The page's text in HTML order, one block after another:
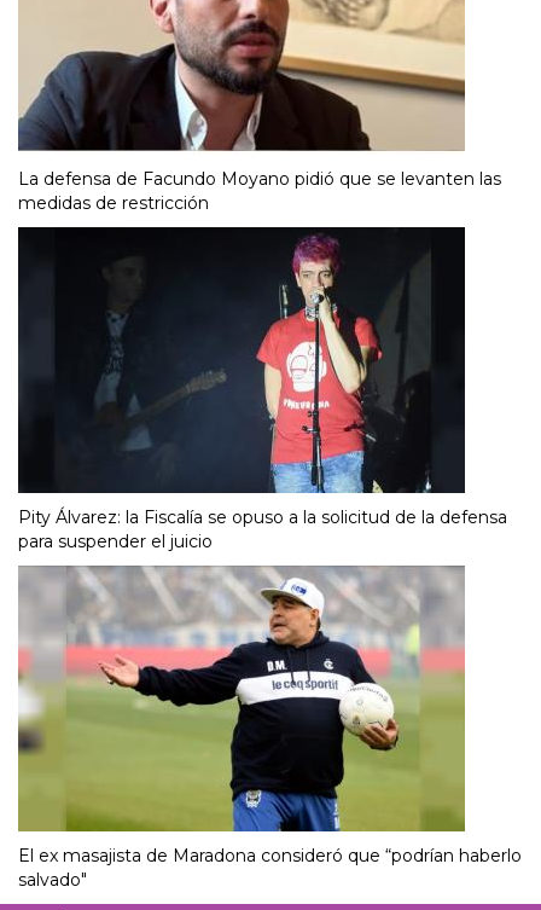
La defensa de Facundo Moyano pidió que se levanten las
medidas de restricción
Pity Álvarez: la Fiscalía se opuso a la solicitud de la defensa
para suspender el juicio
El ex masajista de Maradona consideró que “podrían haberlo
salvado"